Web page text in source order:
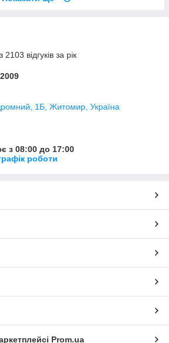
відгуків за рік
1Б, Житомир, Україна
з 08:00 до 17:00
роботи
Prom.ua